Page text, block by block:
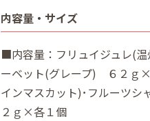
内容量・サイズ
■内容量：フリュイジュレ(
ーベット(グレープ) ６２ｇ×
インマスカット)･フルーツ
２ｇ×各１個